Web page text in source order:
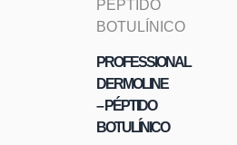
PROFESSIONAL
DERMOLINE
– PÉPTIDO
BOTULÍNICO